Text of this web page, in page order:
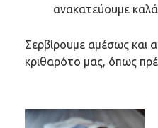
ανακατεύουμε
Σερβίρουμε αμέσως και
κριθαρότο μας, όπως